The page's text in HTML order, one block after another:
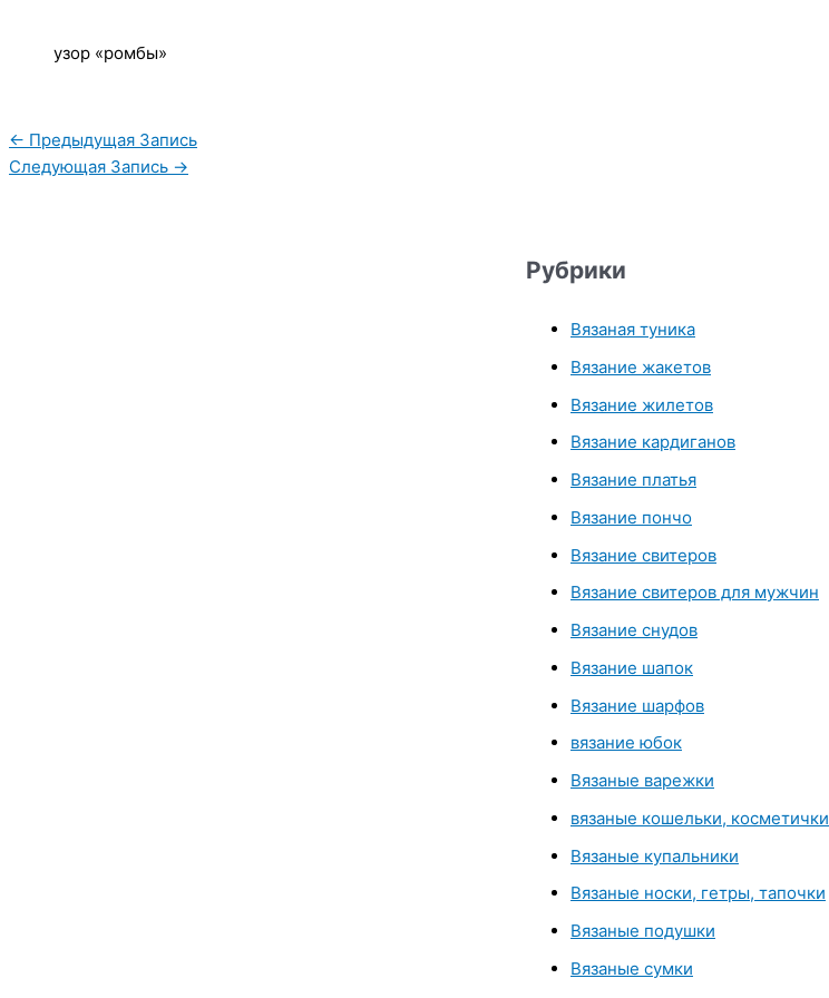
узор «ромбы»
← Предыдущая Запись
Следующая Запись →
Рубрики
Вязаная туника
Вязание жакетов
Вязание жилетов
Вязание кардиганов
Вязание платья
Вязание пончо
Вязание свитеров
Вязание свитеров для мужчин
Вязание снудов
Вязание шапок
Вязание шарфов
вязание юбок
Вязаные варежки
вязаные кошельки, косметички
Вязаные купальники
Вязаные носки, гетры, тапочки
Вязаные подушки
Вязаные сумки